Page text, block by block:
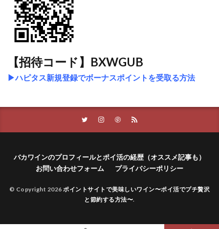
【招待コード】BXWGUB
▶ハピタス新規登録でボーナスポイントを受取る方法
バカワインのプロフィールとポイ活の経歴（オススメ記事も）
お問い合わせフォーム
プライバシーポリシー
© Copyright 2026 ポイントサイトで美味しいワイン〜ポイ活でプチ贅沢
と節約する方法〜.